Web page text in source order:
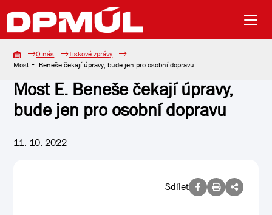
O nás
Tiskové zprávy
Most E. Beneše čekají úpravy, bude jen pro osobní dopravu
Most E. Beneše čekají úpravy,
bude jen pro osobní dopravu
11. 10. 2022
Sdílet